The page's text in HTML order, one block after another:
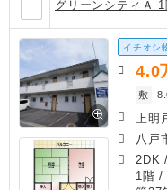
グリーンシティＡ 1
イチオシ
4.0
敷
上明
八戸
2DK /
1階 /